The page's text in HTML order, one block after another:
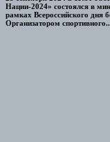
Нации-2024» состоялся в
рамках Всероссийского дня
Организатором